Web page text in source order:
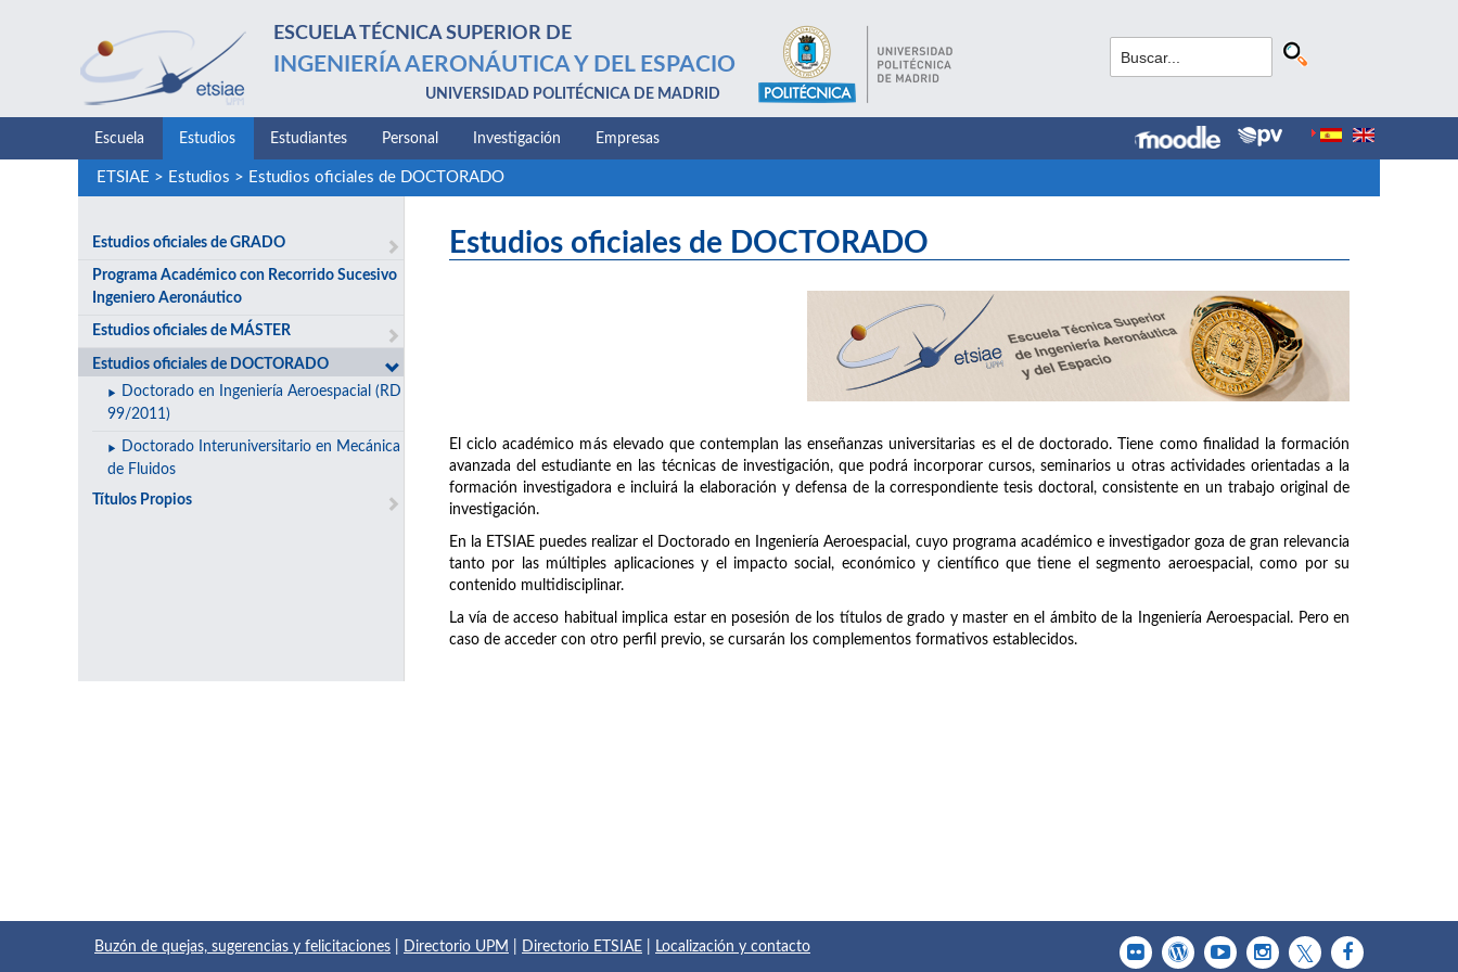
ESCUELA TÉCNICA SUPERIOR DE
INGENIERÍA AERONÁUTICA Y DEL ESPACIO
UNIVERSIDAD POLITÉCNICA DE MADRID
Escuela Estudios Estudiantes Personal Investigación Empresas
ETSIAE > Estudios > Estudios oficiales de DOCTORADO
Estudios oficiales de GRADO
Programa Académico con Recorrido Sucesivo
Ingeniero Aeronáutico
Estudios oficiales de MÁSTER
Estudios oficiales de DOCTORADO
Doctorado en Ingeniería Aeroespacial (RD
99/2011)
Doctorado Interuniversitario en Mecánica
de Fluidos
Títulos Propios
Estudios oficiales de DOCTORADO
El ciclo académico más elevado que contemplan las enseñanzas universitarias es el de doctorado. Tiene como finalidad la formación
avanzada del estudiante en las técnicas de investigación, que podrá incorporar cursos, seminarios u otras actividades orientadas a la
formación investigadora e incluirá la elaboración y defensa de la correspondiente tesis doctoral, consistente en un trabajo original de
investigación.
En la ETSIAE puedes realizar el Doctorado en Ingeniería Aeroespacial, cuyo programa académico e investigador goza de gran relevancia
tanto por las múltiples aplicaciones y el impacto social, económico y científico que tiene el segmento aeroespacial, como por su
contenido multidisciplinar.
La vía de acceso habitual implica estar en posesión de los títulos de grado y master en el ámbito de la Ingeniería Aeroespacial. Pero en
caso de acceder con otro perfil previo, se cursarán los complementos formativos establecidos.
Buzón de quejas, sugerencias y felicitaciones Directorio UPM Directorio ETSIAE Localización y contacto